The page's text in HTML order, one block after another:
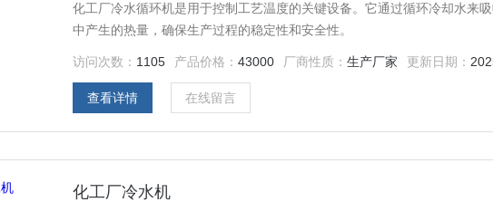
化工厂冷水循环机是用于控制工艺温度的关键设备。它通过循环冷却水来
中产生的热量，确保生产过程的稳定性和安全性。
访问次数： 1105 产品价格：43000 厂商性质：生产厂家 更新日期：
查看详情 在线留言
化工厂冷水机